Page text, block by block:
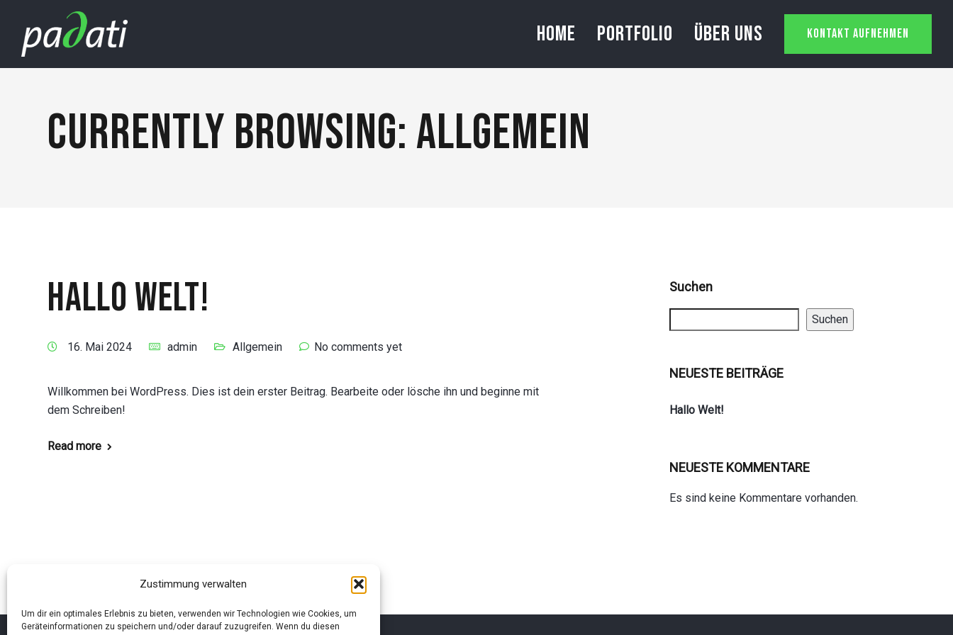
Zustimmung verwalten
Um dir ein optimales Erlebnis zu bieten, verwenden wir Technologien wie Cookies, um
Geräteinformationen zu speichern und/oder darauf zuzugreifen. Wenn du diesen
HOME PORTFOLIO ÜBER UNS KONTAKT AUFNEHMEN
CURRENTLY BROWSING: ALLGEMEIN
HALLO WELT!
16. Mai 2024 admin Allgemein No comments yet
Willkommen bei WordPress. Dies ist dein erster Beitrag. Bearbeite oder lösche ihn und beginne mit
dem Schreiben!
Read more
Suchen
Suchen
NEUESTE BEITRÄGE
Hallo Welt!
NEUESTE KOMMENTARE
Es sind keine Kommentare vorhanden.